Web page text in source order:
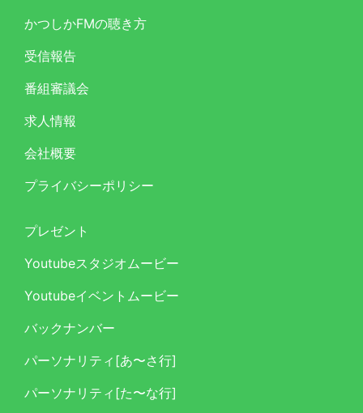
かつしかFMの聴き方
受信報告
番組審議会
求人情報
会社概要
プライバシーポリシー
プレゼント
Youtubeスタジオムービー
Youtubeイベントムービー
バックナンバー
パーソナリティ[あ〜さ行]
パーソナリティ[た〜な行]